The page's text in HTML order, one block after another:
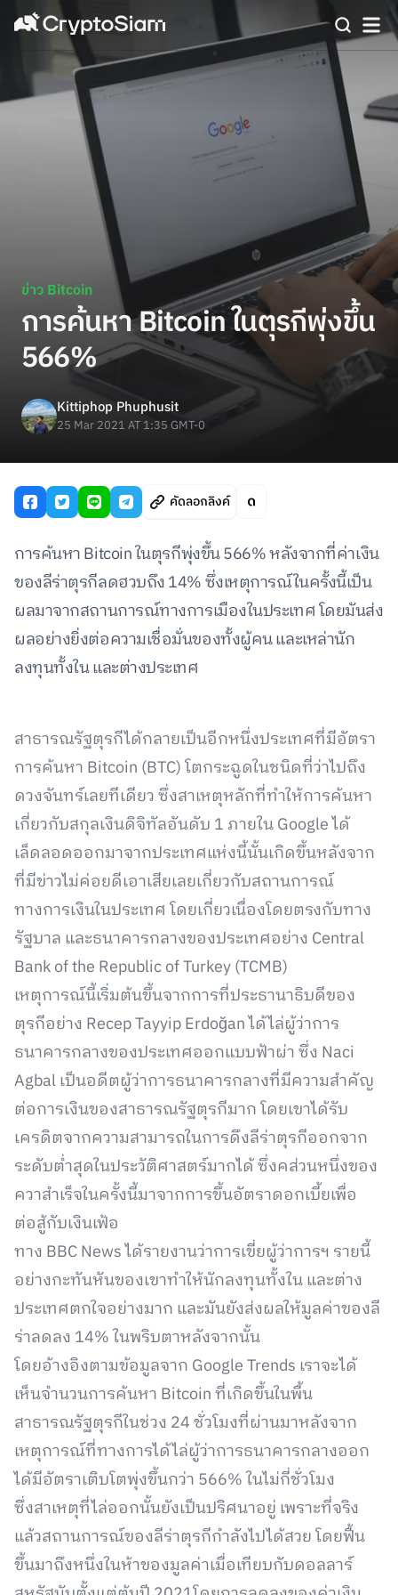
ข่าว Bitcoin
การค้นหา Bitcoin ในตุรกีพุ่งขึ้น
566%
Kittiphop Phuphusit
25 Mar 2021 AT 1:35 GMT-0
คัดลอกลิงค์
การค้นหา Bitcoin ในตุรกีพุ่งขึ้น 566% หลังจากที่ค่าเงิน
ของลีร่าตุรกีลดฮวบถึง 14% ซึ่งเหตุการณ์ในครั้งนี้เป็น
ผลมาจากสถานการณ์ทางการเมืองในประเทศ โดยมันส่ง
ผลอย่างยิ่งต่อความเชื่อมั่นของทั้งผู้คน และเหล่านัก
ลงทุนทั้งใน และต่างประเทศ
สาธารณรัฐตุรกีได้กลายเป็นอีกหนึ่งประเทศที่มีอัตรา
การค้นหา Bitcoin (BTC) โตกระฉูดในชนิดที่ว่าไปถึง
ดวงจันทร์เลยทีเดียว ซึ่งสาเหตุหลักที่ทำให้การค้นหา
เกี่ยวกับสกุลเงินดิจิทัลอันดับ 1 ภายใน Google ได้
เล็ดลอดออกมาจากประเทศแห่งนี้นั้นเกิดขึ้นหลังจาก
ที่มีข่าวไม่ค่อยดีเอาเสียเลยเกี่ยวกับสถานการณ์
ทางการเงินในประเทศ โดยเกี่ยวเนื่องโดยตรงกับทาง
รัฐบาล และธนาคารกลางของประเทศอย่าง Central
Bank of the Republic of Turkey (TCMB)
เหตุการณ์นี้เริ่มต้นขึ้นจากการที่ประธานาธิบดีของ
ตุรกีอย่าง Recep Tayyip Erdoğan ได้ไล่ผู้ว่าการ
ธนาคารกลางของประเทศออกแบบฟ้าผ่า ซึ่ง Naci
Agbal เป็นอดีตผู้ว่าการธนาคารกลางที่มีความสำคัญ
ต่อการเงินของสาธารณรัฐตุรกีมาก โดยเขาได้รับ
เครดิตจากความสามารถในการดึงลีร่าตุรกีออกจาก
ระดับต่ำสุดในประวัติศาสตร์มากได้ ซึ่งคส่วนหนึ่งของ
ควาสำเร็จในครั้งนี้มาจากการขึ้นอัตราดอกเบี้ยเพื่อ
ต่อสู้กับเงินเฟ้อ
ทาง BBC News ได้รายงานว่าการเขี่ยผู้ว่าการฯ รายนี้
อย่างกะทันหันของเขาทำให้นักลงทุนทั้งใน และต่าง
ประเทศตกใจอย่างมาก และมันยังส่งผลให้มูลค่าของลี
ร่าลดลง 14% ในพริบตาหลังจากนั้น
โดยอ้างอิงตามข้อมูลจาก Google Trends เราจะได้
เห็นจำนวนการค้นหา Bitcoin ที่เกิดขึ้นในพื้น
สาธารณรัฐตุรกีในช่วง 24 ชั่วโมงที่ผ่านมาหลังจาก
เหตุการณ์ที่ทางการได้ไล่ผู้ว่าการธนาคารกลางออก
ได้มีอัตราเติบโตพุ่งขึ้นกว่า 566% ในไม่กี่ชั่วโมง
ซึ่งสาเหตุที่ไล่ออกนั้นยังเป็นปริศนาอยู่ เพราะที่จริง
แล้วสถานการณ์ของลีร่าตุรกีกำลังไปได้สวย โดยฟื้น
ขึ้นมาถึงหนึ่งในห้าของมูลค่าเมื่อเทียบกับดอลลาร์